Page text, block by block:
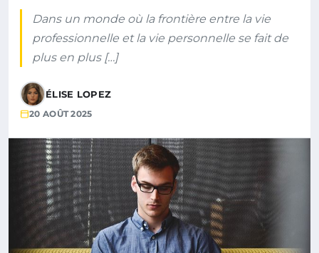
Dans un monde où la frontière entre la vie
professionnelle et la vie personnelle se fait de
plus en plus […]
ÉLISE LOPEZ
20 AOÛT 2025